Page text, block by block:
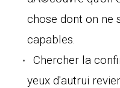
chose dont on ne
capables.
Chercher la
yeux d'autrui